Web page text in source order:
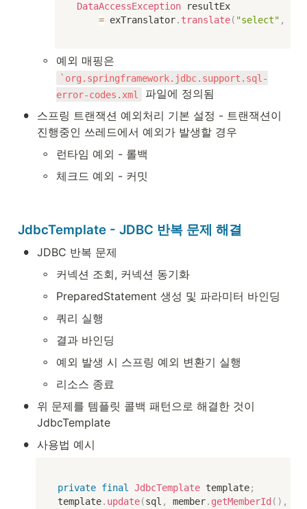
DataAccessException resultEx
= exTranslator. translate( "select" ,
◦
`org.springframework.jdbc.support.sql-
error-codes.xml
파일에 정의됨
•
스프링 트랜잭션 예외처리 기본 설정 - 트랜잭션이
진행중인 쓰레드에서 예외가 발생할 경우
◦ 런타임 예외 - 롤백
◦ 체크드 예외 - 커밋
JdbcTemplate - JDBC 반복 문제 해결
• JDBC 반복 문제
◦ 커넥션 조회, 커넥션 동기화
◦ PreparedStatement 생성 및 파라미터 바인딩
◦ 쿼리 실행
◦ 결과 바인딩
◦ 예외 발생 시 스프링 예외 변환기 실행
◦ 리소스 종료
•
위 문제를 템플릿 콜백 패턴으로 해결한 것이
JdbcTemplate
• 사용법 예시
private final JdbcTemplate template;
template. update(sql , member. getMemberId ( ) ,